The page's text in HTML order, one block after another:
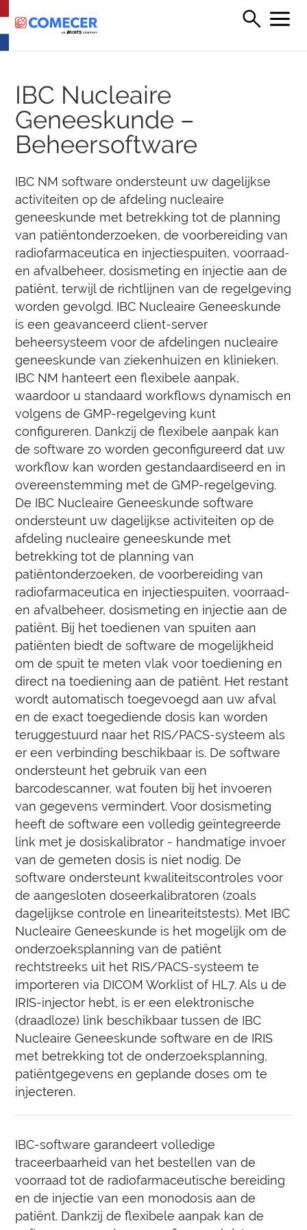
IBC Nucleaire
Geneeskunde –
Beheersoftware
IBC NM software ondersteunt uw dagelijkse
activiteiten op de afdeling nucleaire
geneeskunde met betrekking tot de planning
van patiëntonderzoeken, de voorbereiding van
radiofarmaceutica en injectiespuiten, voorraad-
en afvalbeheer, dosismeting en injectie aan de
patiënt, terwijl de richtlijnen van de regelgeving
worden gevolgd. IBC Nucleaire Geneeskunde
is een geavanceerd client-server
beheersysteem voor de afdelingen nucleaire
geneeskunde van ziekenhuizen en klinieken.
IBC NM hanteert een flexibele aanpak,
waardoor u standaard workflows dynamisch en
volgens de GMP-regelgeving kunt
configureren. Dankzij de flexibele aanpak kan
de software zo worden geconfigureerd dat uw
workflow kan worden gestandaardiseerd en in
overeenstemming met de GMP-regelgeving.
De IBC Nucleaire Geneeskunde software
ondersteunt uw dagelijkse activiteiten op de
afdeling nucleaire geneeskunde met
betrekking tot de planning van
patiëntonderzoeken, de voorbereiding van
radiofarmaceutica en injectiespuiten, voorraad-
en afvalbeheer, dosismeting en injectie aan de
patiënt. Bij het toedienen van spuiten aan
patiënten biedt de software de mogelijkheid
om de spuit te meten vlak voor toediening en
direct na toediening aan de patiënt. Het restant
wordt automatisch toegevoegd aan uw afval
en de exact toegediende dosis kan worden
teruggestuurd naar het RIS/PACS-systeem als
er een verbinding beschikbaar is. De software
ondersteunt het gebruik van een
barcodescanner, wat fouten bij het invoeren
van gegevens vermindert. Voor dosismeting
heeft de software een volledig geïntegreerde
link met je dosiskalibrator - handmatige invoer
van de gemeten dosis is niet nodig. De
software ondersteunt kwaliteitscontroles voor
de aangesloten doseerkalibratoren (zoals
dagelijkse controle en lineariteitstests). Met IBC
Nucleaire Geneeskunde is het mogelijk om de
onderzoeksplanning van de patiënt
rechtstreeks uit het RIS/PACS-systeem te
importeren via DICOM Worklist of HL7. Als u de
IRIS-injector hebt, is er een elektronische
(draadloze) link beschikbaar tussen de IBC
Nucleaire Geneeskunde software en de IRIS
met betrekking tot de onderzoeksplanning,
patiëntgegevens en geplande doses om te
injecteren.
IBC-software garandeert volledige
traceerbaarheid van het bestellen van de
voorraad tot de radiofarmaceutische bereiding
en de injectie van een monodosis aan de
patiënt. Dankzij de flexibele aanpak kan de